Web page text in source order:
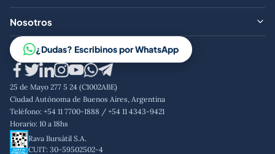
Aranceles
Preguntas frecuentes
Contacto
Nosotros
Trabajá con nosotros
Aviso legal
Código de conducta
Política de privacidad
¿Dudas? Escribinos por WhatsApp
25 de Mayo 277 5 24 (C1002ABE)
Ciudad Autónoma de Buenos Aires, Argentina
Teléfono: +54 11 7700-1888 / +54 11 4343-9421
Horario: 10 a 18hs
Rava Bursátil S.A.
CUIT: 30-59502502-4